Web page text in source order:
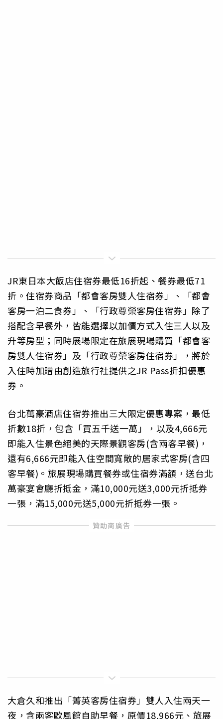
JR東日本大飯店住宿券最低16折起、餐券最低71
折。住宿券商品「都會客房雙人住宿券」、「都會
客房一泊二食券」、「行政尊榮客房住宿券」除了
搭配含早餐外，皆能選擇以加價方式入住三人以及
升等房型；同時展場限定在旅展現場購買「都會客
房雙人住宿券」及「行政尊榮客房住宿券」，將於
入住時加贈由創造旅行社提供之JR Pass折扣優惠
券。
台北萬豪酒店住宿券推出三大限定優惠專案，最低
折數18折，包含「買五千送一萬」，以及4,666元
即能入住景色絕美的天際景觀客房(含兩客早餐)，
還有6,666元即能入住空間寬敞的居家式客房(含四
客早餐)。旅展現場購買餐券或住宿券滿額，送台北
萬豪宴會廳折抵金，滿10,000元送3,000元折抵券
一張，滿15,000元送5,000元折抵券一張。
大倉久和推出「菁英客房住宿券」雙人入住兩天一
夜，含兩客歐風館自助早餐，原價18,966元、旅展